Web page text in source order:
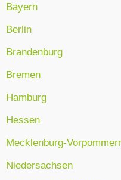
Bayern
Berlin
Brandenburg
Bremen
Hamburg
Hessen
Mecklenburg-
Niedersachsen